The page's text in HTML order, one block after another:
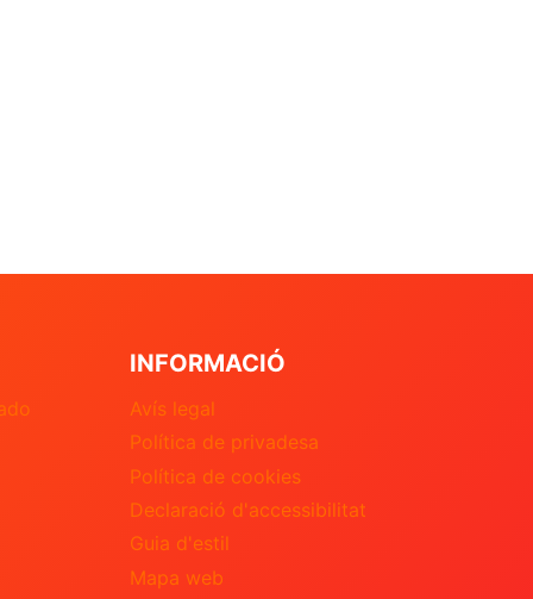
INFORMACIÓ
Avís legal
Política de privadesa
Política de cookies
Declaració d'accessibilitat
Guia d'estil
Mapa web